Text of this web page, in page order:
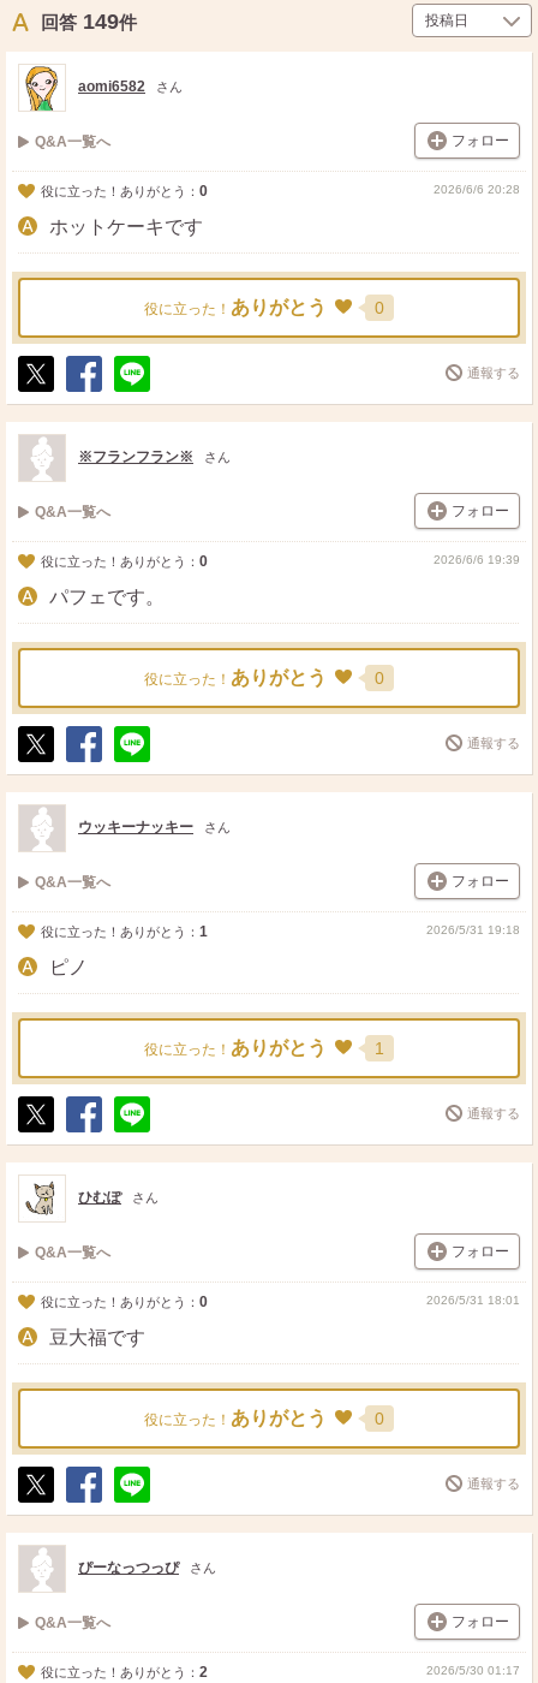
回答 149件
aomi6582 さん
Q&A一覧へ フォロー
役に立った！ありがとう： 0 2026/6/6 20:28
ホットケーキです
役に立った！ ありがとう 0
ポ
ス
ト
シ
ェ
送
る
通報する
※フランフラン※ さん
Q&A一覧へ フォロー
役に立った！ありがとう： 0 2026/6/6 19:39
パフェです。
役に立った！ ありがとう 0
ポ
ス
ト
シ
ェ
送
る
通報する
ウッキーナッキー さん
Q&A一覧へ フォロー
役に立った！ありがとう： 1 2026/5/31 19:18
ピノ
役に立った！ ありがとう 1
ポ
ス
ト
シ
ェ
送
る
通報する
ひむぽ さん
Q&A一覧へ フォロー
役に立った！ありがとう： 0 2026/5/31 18:01
豆大福です
役に立った！ ありがとう 0
ポ
ス
ト
シ
ェ
送
る
通報する
ぴーなっつっぴ さん
Q&A一覧へ フォロー
役に立った！ありがとう： 2 2026/5/30 01:17